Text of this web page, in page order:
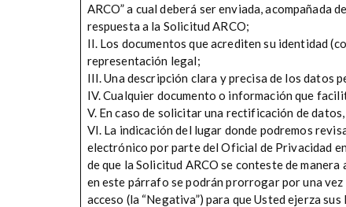
ARCO” a cual deberá ser enviada,
respuesta a la Solicitud ARCO;
II. Los documentos que acrediten su identidad
representación legal;
III. Una descripción clara y precisa de los datos
IV. Cualquier documento o información que
V. En caso de solicitar una rectificación de
VI. La indicación del lugar donde podremos
electrónico por parte del Oficial de Privacidad
de que la Solicitud ARCO se conteste de
en este párrafo se podrán prorrogar por una
acceso (la “Negativa”) para que Usted ejerza